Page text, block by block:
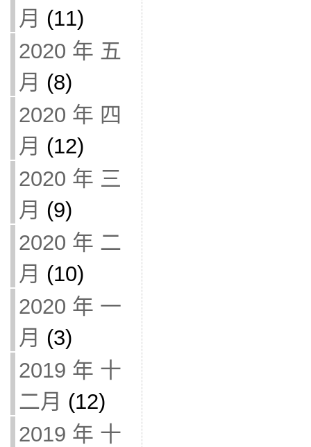
月 (11)
2020 年 五
月 (8)
2020 年 四
月 (12)
2020 年 三
月 (9)
2020 年 二
月 (10)
2020 年 一
月 (3)
2019 年 十
二月 (12)
2019 年 十